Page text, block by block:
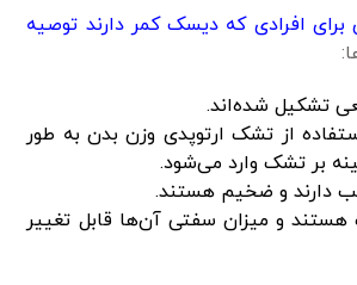
برای افرادی که دیسک کمر دارند توصیه
تشکیل شده‌اند.
از تشک ارتوپدی وزن بدن به طور
بر تشک وارد می‌شود.
دارند و ضخیم هستند.
هستند و میزان سفتی آن‌ها قابل تغییر